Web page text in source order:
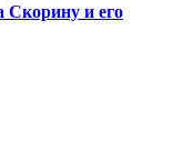
Скорину и его